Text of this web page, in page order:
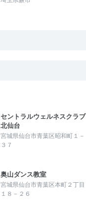
セントラルウェルネスクラブ
北仙台
宮城県仙台市青葉区昭和町１－
３７
奥山ダンス教室
宮城県仙台市青葉区本町２丁目
１８－２６